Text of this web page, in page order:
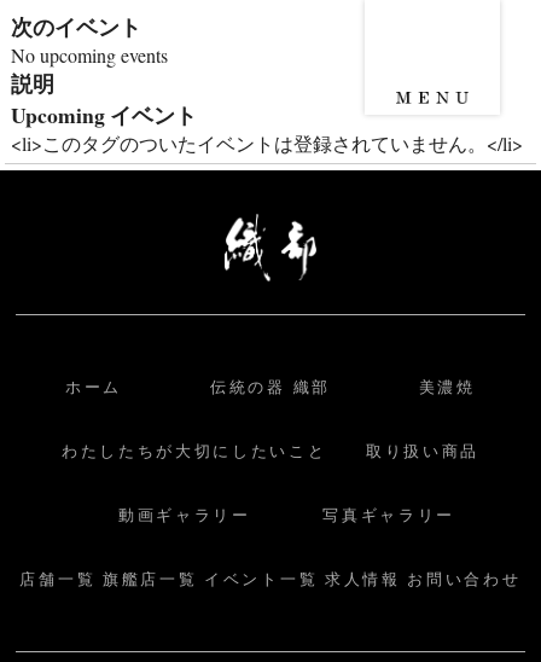
次のイベント
No upcoming events
説明
Upcoming イベント
<li>このタグのついたイベントは登録されていません。</li>
ホーム 伝統の器 織部 美濃焼
わたしたちが大切にしたいこと 取り扱い商品
動画ギャラリー 写真ギャラリー
店舗一覧 旗艦店一覧 イベント一覧 求人情報 お問い合わせ